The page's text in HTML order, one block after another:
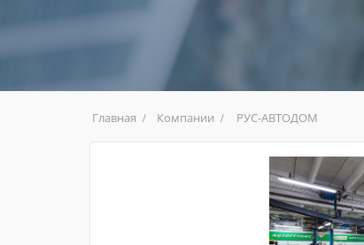
Главная Компании РУС-АВТОДОМ